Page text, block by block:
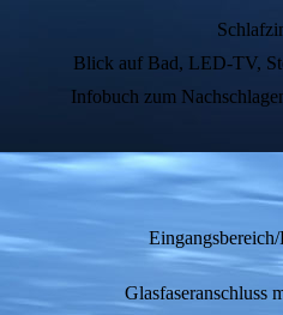
Blick auf Bad, LED-TV,
Infobuch zum
Glasfaseranschluss